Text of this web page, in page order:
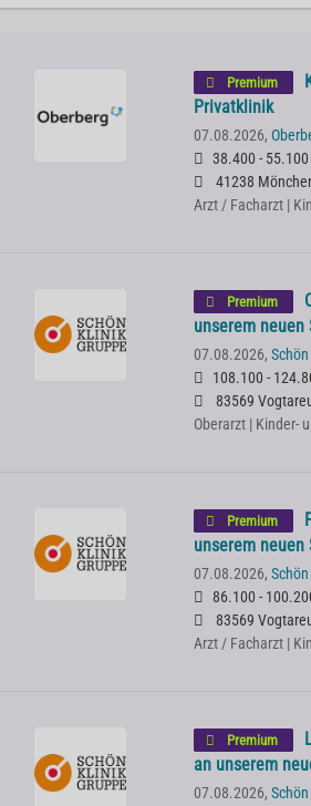
Premium
Privatklinik
07.08.2026,
38.400 -
41238
Arzt / Facharzt |
Premium
unserem
07.08.2026,
108.100 -
83569
Oberarzt | Kinder-
Premium
unserem
07.08.2026,
86.100 -
83569
Arzt / Facharzt |
Premium
an unserem
07.08.2026,